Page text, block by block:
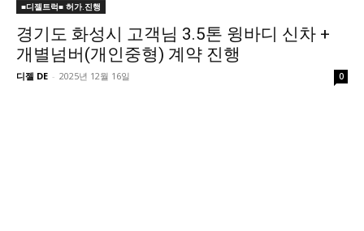
■디젤트럭■ 허가.진행
경기도 화성시 고객님 3.5톤 윙바디 신차 +
개별넘버(개인중형) 계약 진행
디젤 DE - 2025년 12월 16일 0